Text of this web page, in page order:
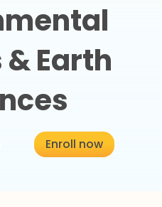
Earth
Enroll now